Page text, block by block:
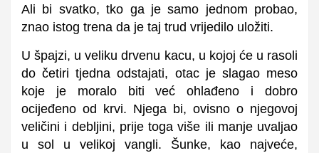
Ali bi svatko, tko ga je samo jednom probao,
znao istog trena da je taj trud vrijedilo uložiti.
U špajzi, u veliku drvenu kacu, u kojoj će u rasoli
do četiri tjedna odstajati, otac je slagao meso
koje je moralo biti već ohlađeno i dobro
ocijeđeno od krvi. Njega bi, ovisno o njegovoj
veličini i debljini, prije toga više ili manje uvaljao
u sol u velikoj vangli. Šunke, kao najveće,